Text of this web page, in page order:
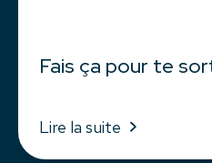
Fais ça pour te
Lire la suite